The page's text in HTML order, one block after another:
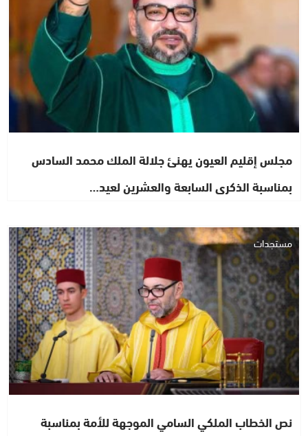
مجلس إقليم العيون يهنئ جلالة الملك محمد السادس
بمناسبة الذكرى السابعة والعشرين لعيد…
مستجدات
نص الخطاب الملكي السامي الموجهة للأمة بمناسبة